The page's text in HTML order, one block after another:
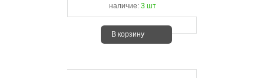
наличие: 3 шт
В корзину